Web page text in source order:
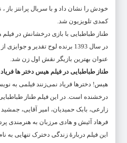
خودش را نشان داد و با سریال پرانتز باز ،
کمدی تلویزیون شد.
طناز طباطبایی با بازی درخشانش در فیلم
در سال 1393 برنده لوح تقدیر و
عنوان بهترین بازیگر نقش اول زن شد.
طناز طباطبایی در فیلم هیس دختر ها
هیس! دخترها فریاد نمی‌زنند فیلمی به
درخشنده است. در این فیلم طناز
زارعی، بابک حمیدیان، امیر آقایی،
فرهاد آئیش و هادی مرزبان به هنرمندی
این فیلم دربارهٔ زندگی دخترک تنهایی به